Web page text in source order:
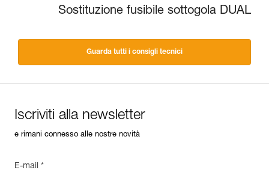
Sostituzione fusibile sottogola DUAL
Guarda tutti i consigli tecnici
Iscriviti alla newsletter
e rimani connesso alle nostre novità
E-mail *